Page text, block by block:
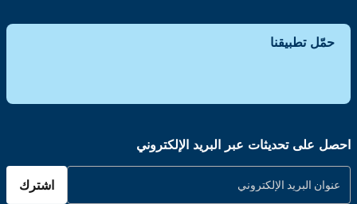
حمّل تطبيقنا
احصل على تحديثات عبر البريد الإلكتروني
اشترك